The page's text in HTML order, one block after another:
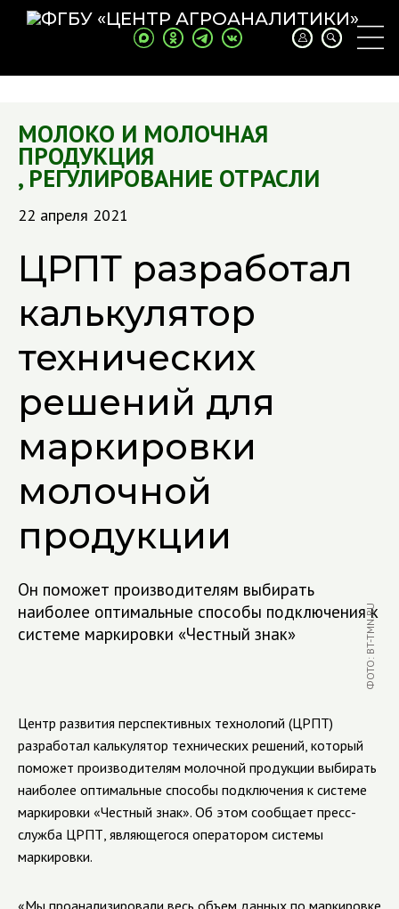
МОЛОКО И МОЛОЧНАЯ
ПРОДУКЦИЯ
, РЕГУЛИРОВАНИЕ ОТРАСЛИ
22 апреля 2021
ЦРПТ разработал
калькулятор
технических
решений для
маркировки
молочной
продукции
Он поможет производителям выбирать
наиболее оптимальные способы подключения к
системе маркировки «Честный знак»
ФОТО: BT-TMN.RU
Центр развития перспективных технологий (ЦРПТ)
разработал калькулятор технических решений, который
поможет производителям молочной продукции выбирать
наиболее оптимальные способы подключения к системе
маркировки «Честный знак». Об этом сообщает пресс-
служба ЦРПТ, являющегося оператором системы
маркировки.
«Мы проанализировали весь объем данных по маркировке